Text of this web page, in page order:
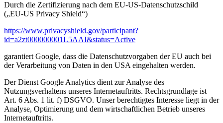
Durch die Zertifizierung nach dem EU-US-Datenschutzschild
(„EU-US Privacy Shield“)
https://www.privacyshield.gov/participant?
id=a2zt000000001L5AAI&status=Active
garantiert Google, dass die Datenschutzvorgaben der EU auch bei
der Verarbeitung von Daten in den USA eingehalten werden.
Der Dienst Google Analytics dient zur Analyse des
Nutzungsverhaltens unseres Internetauftritts. Rechtsgrundlage ist
Art. 6 Abs. 1 lit. f) DSGVO. Unser berechtigtes Interesse liegt in der
Analyse, Optimierung und dem wirtschaftlichen Betrieb unseres
Internetauftritts.